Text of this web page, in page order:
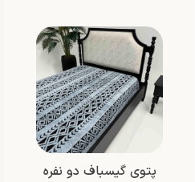
پتوی گیسباف دو نفره